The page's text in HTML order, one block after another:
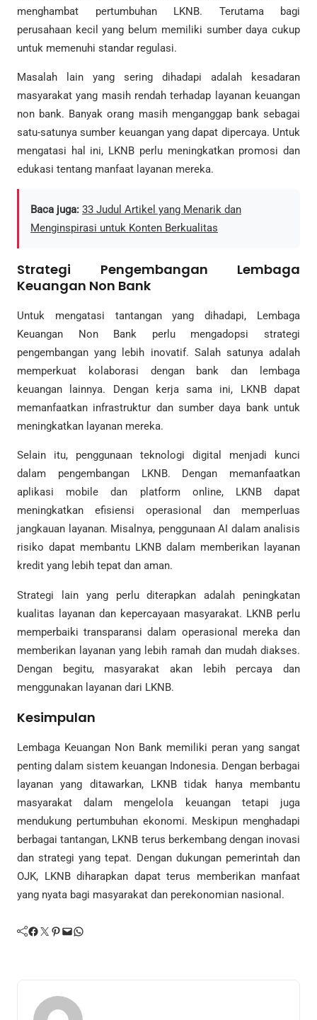
menghambat pertumbuhan LKNB. Terutama bagi
perusahaan kecil yang belum memiliki sumber daya cukup
untuk memenuhi standar regulasi.
Masalah lain yang sering dihadapi adalah kesadaran
masyarakat yang masih rendah terhadap layanan keuangan
non bank. Banyak orang masih menganggap bank sebagai
satu-satunya sumber keuangan yang dapat dipercaya. Untuk
mengatasi hal ini, LKNB perlu meningkatkan promosi dan
edukasi tentang manfaat layanan mereka.
Baca juga: 33 Judul Artikel yang Menarik dan
Menginspirasi untuk Konten Berkualitas
Strategi Pengembangan Lembaga
Keuangan Non Bank
Untuk mengatasi tantangan yang dihadapi, Lembaga
Keuangan Non Bank perlu mengadopsi strategi
pengembangan yang lebih inovatif. Salah satunya adalah
memperkuat kolaborasi dengan bank dan lembaga
keuangan lainnya. Dengan kerja sama ini, LKNB dapat
memanfaatkan infrastruktur dan sumber daya bank untuk
meningkatkan layanan mereka.
Selain itu, penggunaan teknologi digital menjadi kunci
dalam pengembangan LKNB. Dengan memanfaatkan
aplikasi mobile dan platform online, LKNB dapat
meningkatkan efisiensi operasional dan memperluas
jangkauan layanan. Misalnya, penggunaan AI dalam analisis
risiko dapat membantu LKNB dalam memberikan layanan
kredit yang lebih tepat dan aman.
Strategi lain yang perlu diterapkan adalah peningkatan
kualitas layanan dan kepercayaan masyarakat. LKNB perlu
memperbaiki transparansi dalam operasional mereka dan
memberikan layanan yang lebih ramah dan mudah diakses.
Dengan begitu, masyarakat akan lebih percaya dan
menggunakan layanan dari LKNB.
Kesimpulan
Lembaga Keuangan Non Bank memiliki peran yang sangat
penting dalam sistem keuangan Indonesia. Dengan berbagai
layanan yang ditawarkan, LKNB tidak hanya membantu
masyarakat dalam mengelola keuangan tetapi juga
mendukung pertumbuhan ekonomi. Meskipun menghadapi
berbagai tantangan, LKNB terus berkembang dengan inovasi
dan strategi yang tepat. Dengan dukungan pemerintah dan
OJK, LKNB diharapkan dapat terus memberikan manfaat
yang nyata bagi masyarakat dan perekonomian nasional.
Facebook Twitter Pinterest Mail WhatsApp